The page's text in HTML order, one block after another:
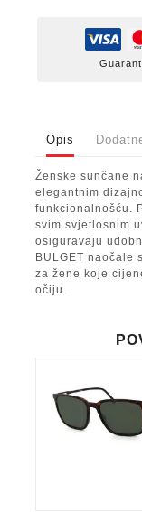
Opis
Ženske sunčane
elegantnim
funkcionalnošću.
svim svjetlosnim
osiguravaju
BULGET naočale
za žene koje
očiju.